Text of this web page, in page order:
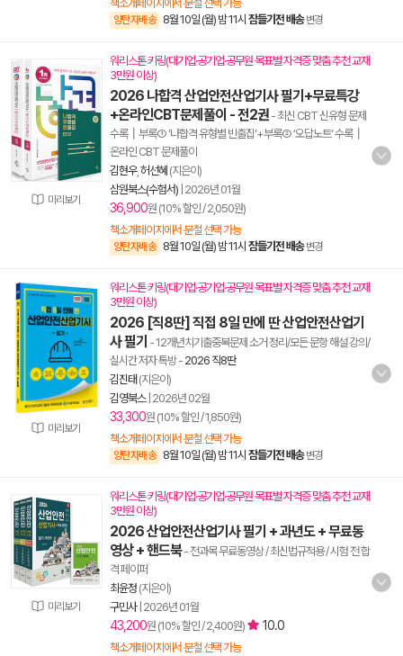
책소개페이지에서 분철 선택 가능
양탄자배송 8월 10일 (월) 밤 11시 잠들기전 배송 변경
미리보기
워리스톤 키링(대기업·공기업·공무원 목표별 자격증 맞춤 추천 교재
3만원 이상)
2026 나합격 산업안전산업기사 필기+무료특강
+온라인CBT문제풀이 - 전2권 - 최신 CBT 신유형 문제
수록┃부록① ’나합격 유형별 빈출집‘+부록② ’오답노트‘ 수록┃
온라인 CBT 문제풀이
김현우, 허선혜 (지은이)
삼원북스(수험서) 2026년 01월
36,900원 (10% 할인 / 2,050원)
책소개페이지에서 분철 선택 가능
양탄자배송 8월 10일 (월) 밤 11시 잠들기전 배송 변경
미리보기
워리스톤 키링(대기업·공기업·공무원 목표별 자격증 맞춤 추천 교재
3만원 이상)
2026 [직8딴] 직접 8일 만에 딴 산업안전산업기
사 필기 - 12개년치기출중복문제 소거 정리/모든 문항 해설 강의/
실시간 저자 톡방- 2026 직8딴
김진태 (지은이)
김영북스| 2026년 02월
33,300원 (10% 할인 / 1,850원)
책소개페이지에서 분철 선택 가능
양탄자배송 8월 10일 (월) 밤 11시 잠들기전 배송 변경
미리보기
워리스톤 키링(대기업·공기업·공무원 목표별 자격증 맞춤 추천 교재
3만원 이상)
2026 산업안전산업기사 필기 + 과년도 + 무료동
영상 + 핸드북- 전과목 무료동영상 / 최신법규적용 / 시험 전 합
격 페이퍼
최윤정 (지은이)
구민사| 2026년 01월
43,200원 (10% 할인 / 2,400원) 10.0
책소개페이지에서 분철 선택 가능